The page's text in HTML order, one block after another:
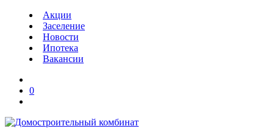
Акции
Заселение
Новости
Ипотека
Вакансии
0